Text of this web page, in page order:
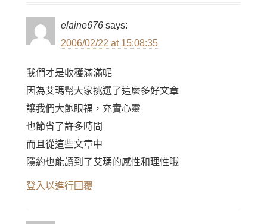
elaine676 says:
2006/02/22 at 15:08:35
我們才是收穫滿滿呢
因為艾瑪幫大家挑選了這麼多好文章
讓我們大飽眼福，充實心靈
也節省了許多時間
而且從這些文章中
隱約也能讀到了艾瑪的感性和理性哦
登入以進行回覆